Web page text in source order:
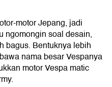
motor Jepang, jadi
ngomongin soal desain,
bagus. Bentuknya lebih
nama besar Vespanya
motor Vespa matic